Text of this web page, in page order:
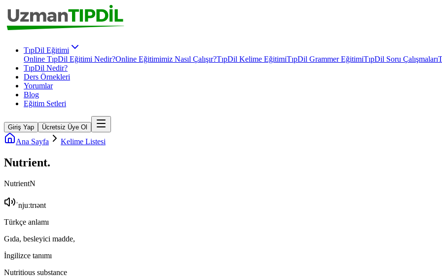
TıpDil Eğitimi
Online TıpDil Eğitimi Nedir?Online Eğitimimiz Nasıl Çalışır?TıpDil Kelime EğitimiTıpDil Grammer EğitimiTıpDil Soru Çalışmaları
TıpDil Nedir?
Ders Örnekleri
Yorumlar
Blog
Eğitim Setleri
Giriş Yap Ücretsiz Üye Ol
Ana Sayfa Kelime Listesi
Nutrient.
NutrientN
ˈnjuːtrɪənt
Türkçe anlamı
Gıda, besleyici madde,
İngilizce tanımı
Nutritious substance